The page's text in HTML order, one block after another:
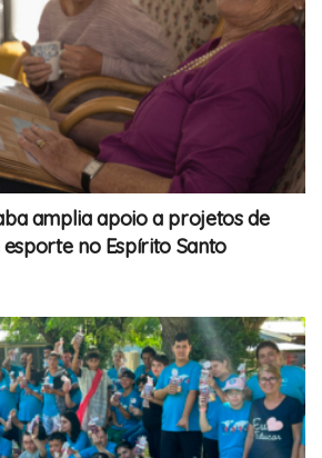
amplia apoio a projetos de
no Espírito Santo